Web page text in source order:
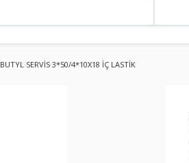
BUTYL SERVİS 3*50/4*10X18 İÇ LASTİK